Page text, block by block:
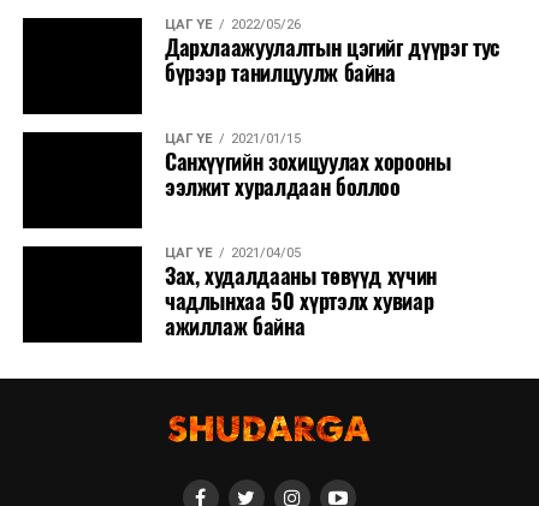
ЦАГ ҮЕ 2022/05/26
Дархлаажуулалтын цэгийг дүүрэг тус
бүрээр танилцуулж байна
ЦАГ ҮЕ 2021/01/15
Санхүүгийн зохицуулах хорооны
ээлжит хуралдаан боллоо
ЦАГ ҮЕ 2021/04/05
Зах, худалдааны төвүүд хүчин
чадлынхаа 50 хүртэлх хувиар
ажиллаж байна